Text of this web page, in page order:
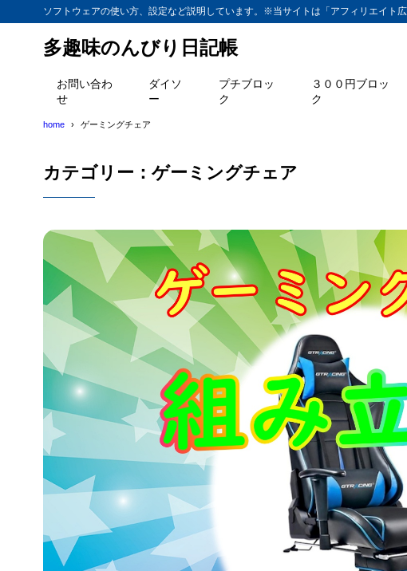
ソフトウェアの使い方、設定など説明しています。※当サイトは「アフィリエイト
多趣味のんびり日記帳
お問い合わ
せ
ダイソ
ー
プチブロッ
ク
３００円ブロッ
ク
home ゲーミングチェア
カテゴリー：ゲーミングチェア